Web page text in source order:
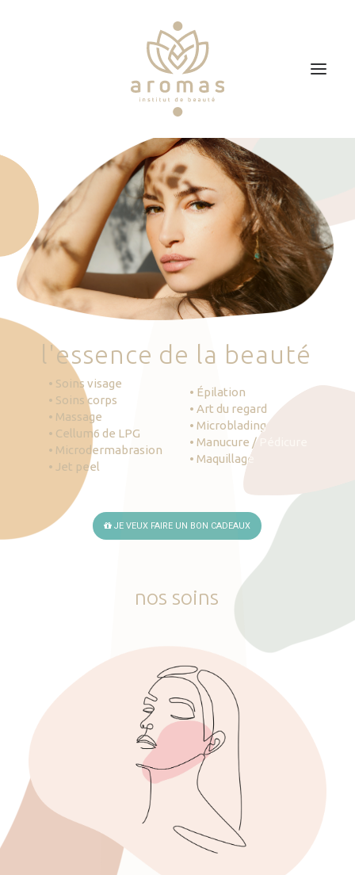
Soins
Je veux faire un bon cadeau
Plan d’accès
Prendre RDV
'essence de la beauté
• Soins visage
• Soins corps
• Massage
• Cellum6 de LPG
• Microdermabrasion
• Jet peel
• Épilation
• Art du regard
• Microblading
• Manucure / Pédicure
• Maquillage
JE VEUX FAIRE UN BON CADEAUX
nos soins